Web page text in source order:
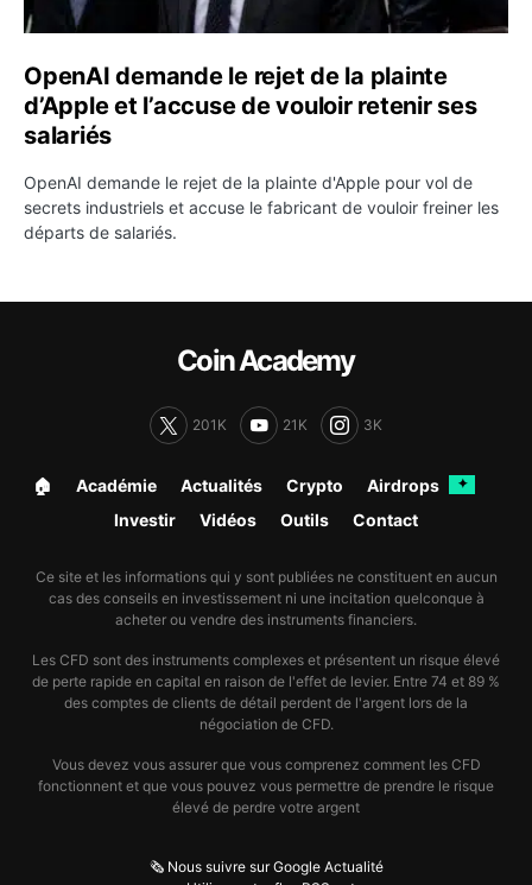
OpenAI demande le rejet de la plainte
d’Apple et l’accuse de vouloir retenir ses
salariés
OpenAI demande le rejet de la plainte d'Apple pour vol de
secrets industriels et accuse le fabricant de vouloir freiner les
départs de salariés.
Coin Academy
201K 21K 3K
🏠︎ Académie Actualités Crypto Airdrops ✦
Investir Vidéos Outils Contact
Ce site et les informations qui y sont publiées ne constituent en aucun
cas des conseils en investissement ni une incitation quelconque à
acheter ou vendre des instruments financiers.
Les CFD sont des instruments complexes et présentent un risque élevé
de perte rapide en capital en raison de l'effet de levier. Entre 74 et 89 %
des comptes de clients de détail perdent de l'argent lors de la
négociation de CFD.
Vous devez vous assurer que vous comprenez comment les CFD
fonctionnent et que vous pouvez vous permettre de prendre le risque
élevé de perdre votre argent
🗞️ Nous suivre sur Google Actualité